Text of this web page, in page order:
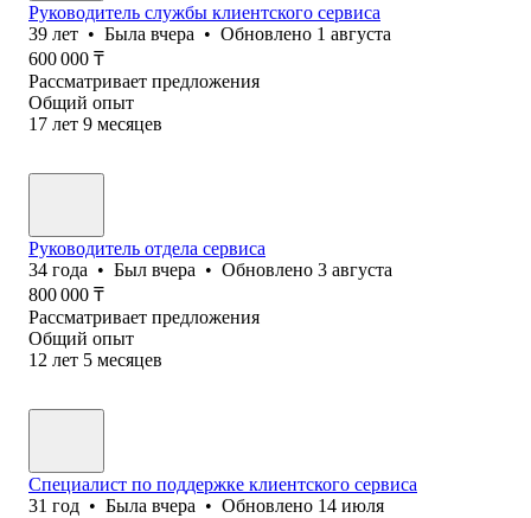
Руководитель службы клиентского сервиса
39 лет • Была вчера • Обновлено 1 августа
600 000 ₸
Рассматривает предложения
Общий опыт
17 лет 9 месяцев
Руководитель отдела сервиса
34 года • Был вчера • Обновлено 3 августа
800 000 ₸
Рассматривает предложения
Общий опыт
12 лет 5 месяцев
Специалист по поддержке клиентского сервиса
31 год • Была вчера • Обновлено 14 июля